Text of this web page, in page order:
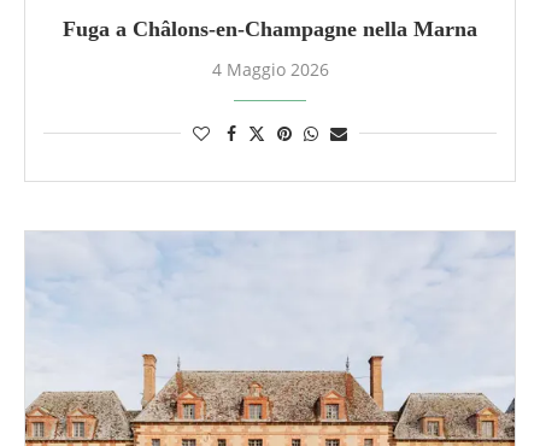
Fuga a Châlons-en-Champagne nella Marna
4 Maggio 2026